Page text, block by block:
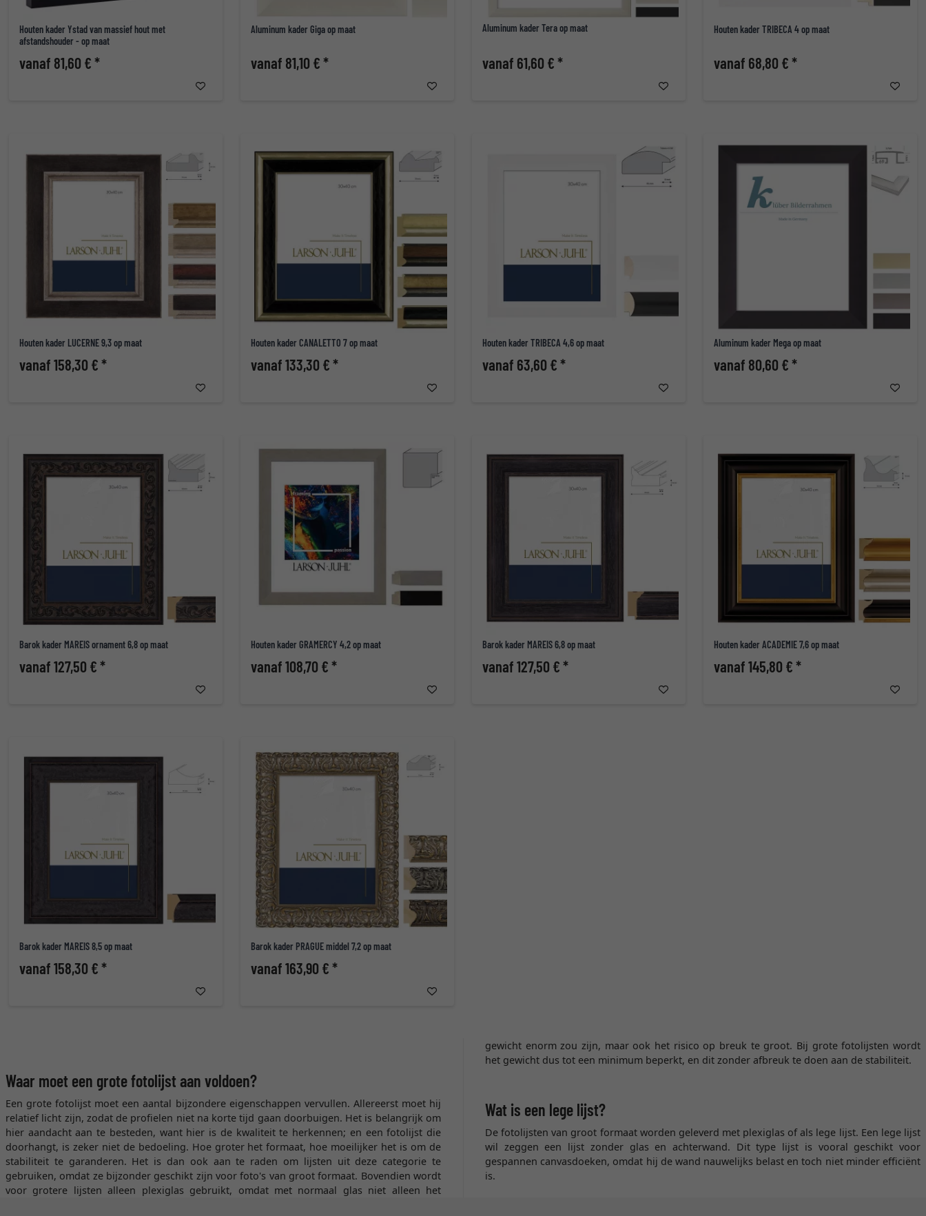
Houten kader Ystad van massief hout met
afstandshouder - op maat
vanaf 81,60 € *
Aluminum kader Giga op maat
vanaf 81,10 € *
Aluminum kader Tera op maat
vanaf 61,60 € *
Houten kader TRIBECA 4 op maat
vanaf 68,80 € *
Houten kader LUCERNE 9,3 op maat
vanaf 158,30 € *
Houten kader CANALETTO 7 op maat
vanaf 133,30 € *
Houten kader TRIBECA 4,6 op maat
vanaf 63,60 € *
Aluminum kader Mega op maat
vanaf 80,60 € *
Barok kader MAREIS ornament 6,8 op maat
vanaf 127,50 € *
Houten kader GRAMERCY 4,2 op maat
vanaf 108,70 € *
Barok kader MAREIS 6,8 op maat
vanaf 127,50 € *
Houten kader ACADEMIE 7,6 op maat
vanaf 145,80 € *
Barok kader MAREIS 8,5 op maat
vanaf 158,30 € *
Barok kader PRAGUE middel 7,2 op maat
vanaf 163,90 € *
Waar moet een grote fotolijst aan voldoen?
Een grote fotolijst moet een aantal bijzondere eigenschappen vervullen. Allereerst moet hij
relatief licht zijn, zodat de profielen niet na korte tijd gaan doorbuigen. Het is belangrijk om
hier aandacht aan te besteden, want hier is de kwaliteit te herkennen; en een fotolijst die
doorhangt, is zeker niet de bedoeling. Hoe groter het formaat, hoe moeilijker het is om de
stabiliteit te garanderen. Het is dan ook aan te raden om lijsten uit deze categorie te
gebruiken, omdat ze bijzonder geschikt zijn voor foto's van groot formaat. Bovendien wordt
voor grotere lijsten alleen plexiglas gebruikt, omdat met normaal glas niet alleen het
gewicht enorm zou zijn, maar ook het risico op breuk te groot. Bij grote fotolijsten wordt
het gewicht dus tot een minimum beperkt, en dit zonder afbreuk te doen aan de stabiliteit.
Wat is een lege lijst?
De fotolijsten van groot formaat worden geleverd met plexiglas of als lege lijst. Een lege lijst
wil zeggen een lijst zonder glas en achterwand. Dit type lijst is vooral geschikt voor
gespannen canvasdoeken, omdat hij de wand nauwelijks belast en toch niet minder efficiënt
is.